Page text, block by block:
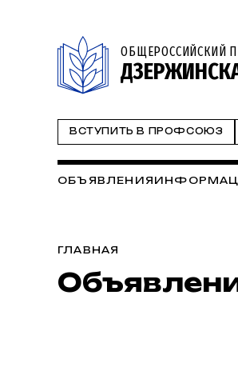
ОБЩЕРОССИЙСКИЙ
ВСТУПИТЬ В ПРОФСОЮЗ
ОБЪЯВЛЕНИЯ
ГЛАВНАЯ